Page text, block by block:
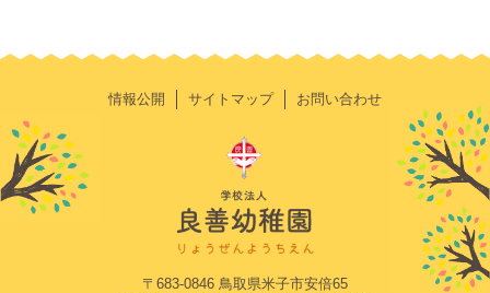
情報公開 サイトマップ お問い合わせ
〒683-0846 鳥取県米子市安倍65